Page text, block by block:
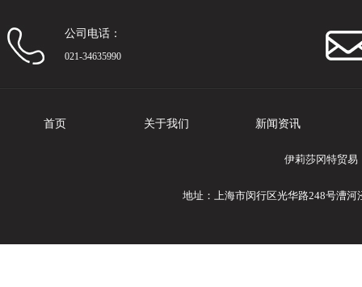
公司电话：
021-34635990
首页 关于我们 新闻资讯
伊莉莎冈特贸易
地址：上海市闵行区光华路248号漕